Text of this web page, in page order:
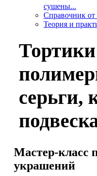
сушены...
Справочник
Теория и
серьги,
Мастер-класс
украшений